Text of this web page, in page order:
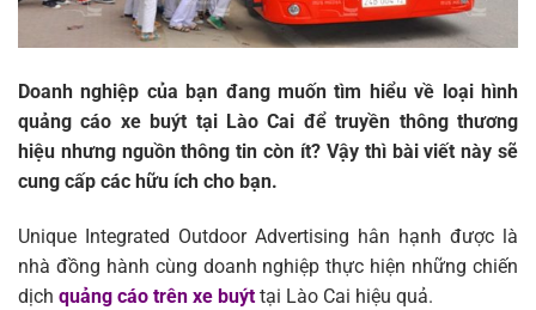
Doanh nghiệp của bạn đang muốn tìm hiểu về loại hình
quảng cáo xe buýt tại Lào Cai để truyền thông thương
hiệu nhưng nguồn thông tin còn ít? Vậy thì bài viết này sẽ
cung cấp các hữu ích cho bạn.
Unique Integrated Outdoor Advertising hân hạnh được là
nhà đồng hành cùng doanh nghiệp thực hiện những chiến
dịch quảng cáo trên xe buýt tại Lào Cai hiệu quả.